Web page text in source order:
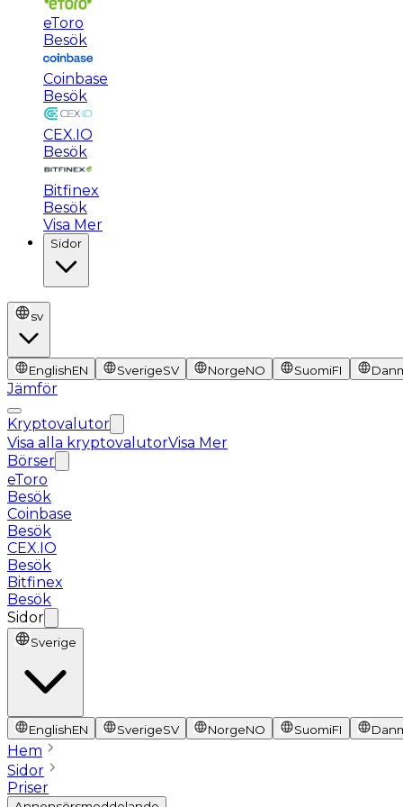
eToro
Besök
Coinbase
Besök
CEX.IO
Besök
Bitfinex
Besök
Visa Mer
Sidor
sv
EnglishEN SverigeSV NorgeNO SuomiFI
Jämför
Kryptovalutor
Visa alla kryptovalutorVisa Mer
Börser
eToro
Besök
Coinbase
Besök
CEX.IO
Besök
Bitfinex
Besök
Sidor
Sverige
EnglishEN SverigeSV NorgeNO SuomiFI
Hem
Sidor
Priser